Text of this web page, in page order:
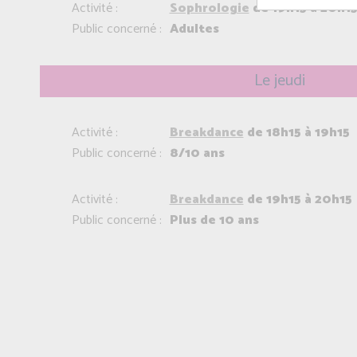
Activité : Sophrologie de 19h15 à 20h15
Public concerné : Adultes
Le jeudi
Activité : Breakdance de 18h15 à 19h15
Public concerné : 8/10 ans
Activité : Breakdance de 19h15 à 20h15
Public concerné : Plus de 10 ans